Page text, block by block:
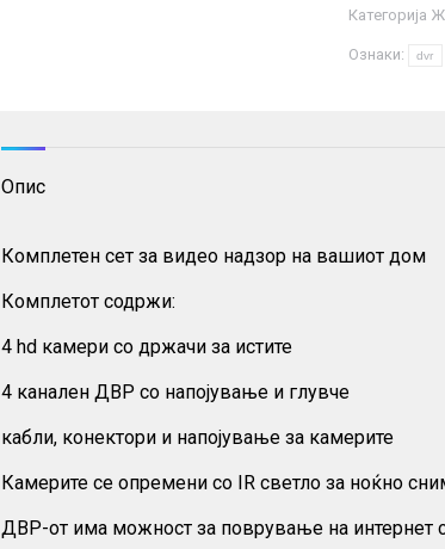
камери
+
Категорија
Ознаки: dvr
Опис
Комплетен сет за видео надзор на вашиот дом
Комплетот содржи:
4 hd камери со држачи за истите
4 канален ДВР со напојување и глувче
кабли, конектори и напојување за камерите
Камерите се опремени со IR светло за ноќно
ДВР-от има можност за поврување на